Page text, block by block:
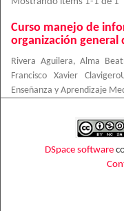
Curso manejo de
organización
Rivera Aguilera, Alma
Francisco Xavier
Enseñanza y Aprendizaje
DSpace software